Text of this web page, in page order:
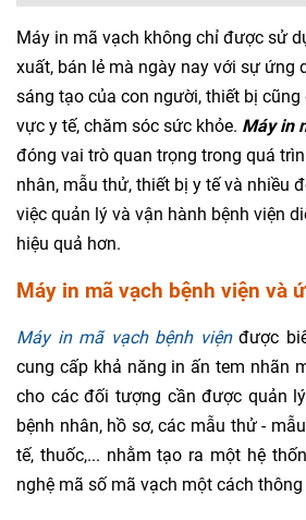
Máy in mã vạch không chỉ được sử
xuất, bán lẻ mà ngày nay với sự ứng
sáng tạo của con người, thiết bị
vực y tế, chăm sóc sức khỏe. Máy in
đóng vai trò quan trọng trong quá
nhân, mẫu thử, thiết bị y tế và nhiều
việc quản lý và vận hành bệnh viện
hiệu quả hơn.
Máy in mã vạch bệnh viện và
Máy in mã vạch bệnh việnđược
cung cấp khả năng in ấn tem nhãn
cho các đối tượng cần được quản
bệnh nhân, hồ sơ, các mẫu thử -
tế, thuốc,... nhằm tạo ra một hệ
nghệ mã số mã vạch một cách